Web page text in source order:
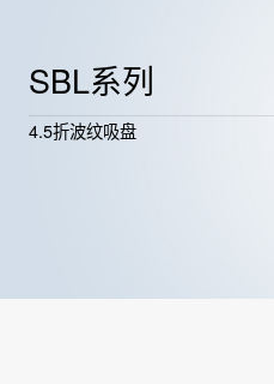
SBL系列
4.5折波纹吸盘